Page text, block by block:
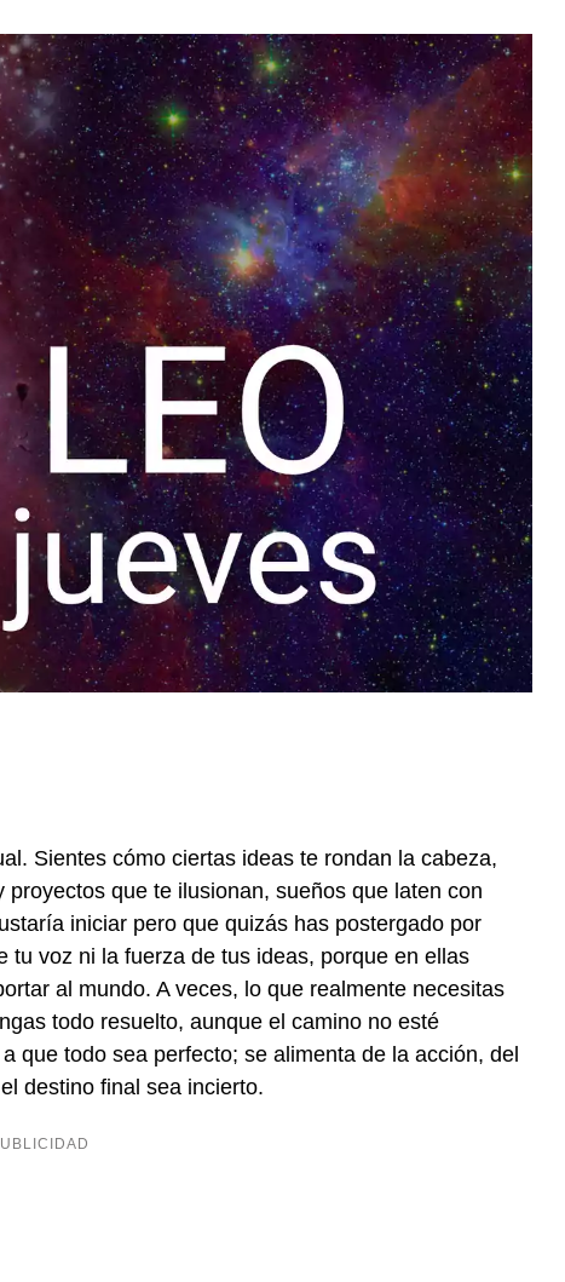
Sientes cómo ciertas ideas te rondan la cabeza,
que te ilusionan, sueños que laten con
iniciar pero que quizás has postergado por
voz ni la fuerza de tus ideas, porque en ellas
al mundo. A veces, lo que realmente necesitas
todo resuelto, aunque el camino no esté
que todo sea perfecto; se alimenta de la acción, del
destino final sea incierto.